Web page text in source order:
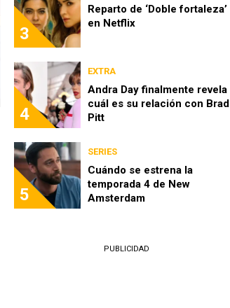
3
Reparto de ‘Doble fortaleza’
en Netflix
4
EXTRA
Andra Day finalmente revela
cuál es su relación con Brad
Pitt
5
SERIES
Cuándo se estrena la
temporada 4 de New
Amsterdam
PUBLICIDAD